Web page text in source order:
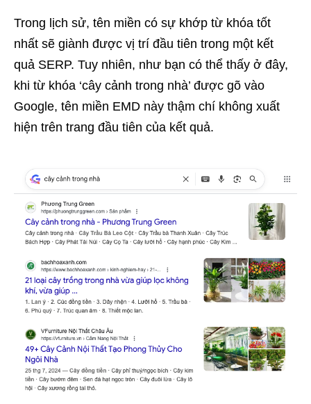
Trong lịch sử, tên miền có sự khớp từ khóa tốt
nhất sẽ giành được vị trí đầu tiên trong một kết
quả SERP. Tuy nhiên, như bạn có thể thấy ở đây,
khi từ khóa ‘cây cảnh trong nhà’ được gõ vào
Google, tên miền EMD này thậm chí không xuất
hiện trên trang đầu tiên của kết quả.